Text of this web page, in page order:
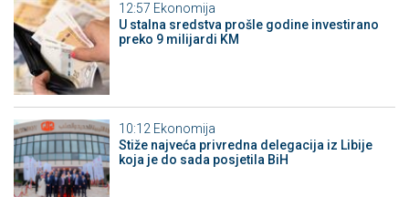
12:57 Ekonomija
U stalna sredstva prošle godine investirano
preko 9 milijardi KM
10:12 Ekonomija
Stiže najveća privredna delegacija iz Libije
koja je do sada posjetila BiH